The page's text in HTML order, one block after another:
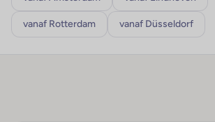
vanaf Rotterdam vanaf Düsseldorf